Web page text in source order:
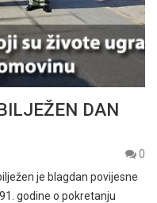
DAN
0
je blagdan povijesne
godine o pokretanju